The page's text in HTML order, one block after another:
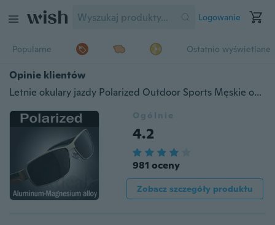
Logowanie
Popularne Ostatnio wyświetlane
Opinie klientów
Letnie okulary jazdy Polarized Outdoor Sports Męskie okulary przeciwsłoneczne Gogle Okulary
Ogólnie
4.2
981 oceny
Zobacz szczegóły produktu